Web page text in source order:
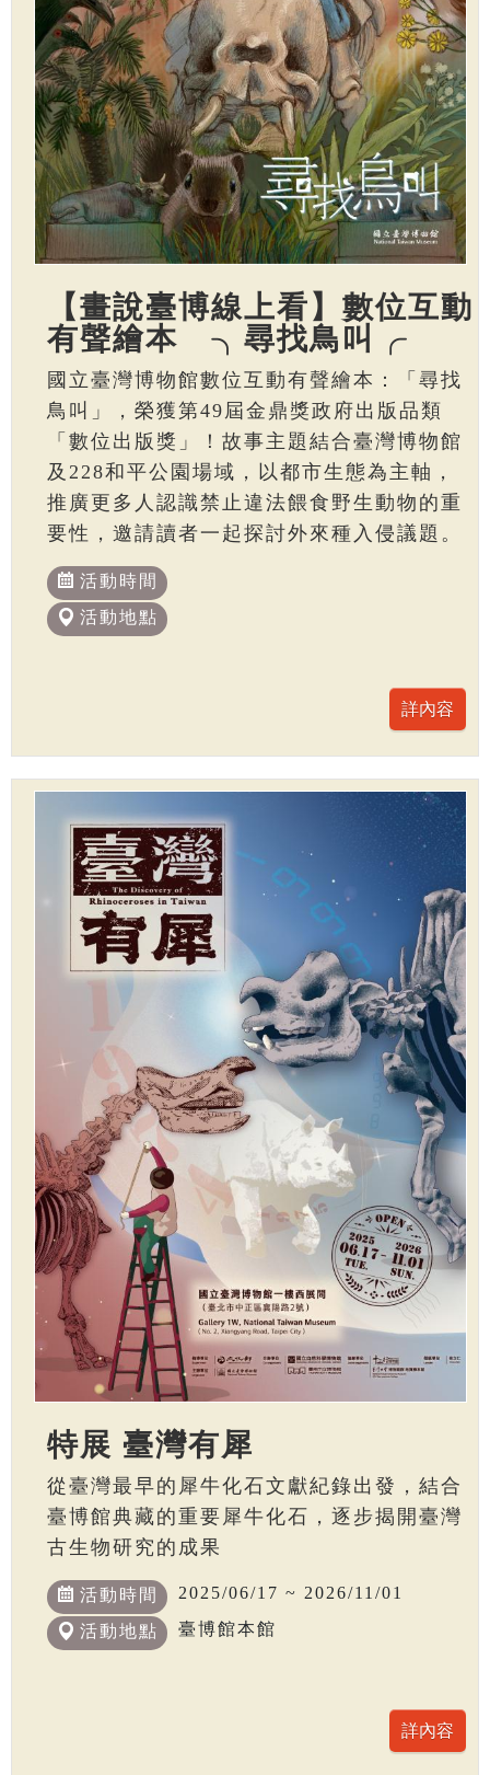
【畫說臺博線上看】數位互動
有聲繪本 ╮尋找鳥叫╭
國立臺灣博物館數位互動有聲繪本：「尋找
鳥叫」，榮獲第49屆金鼎獎政府出版品類
「數位出版獎」！故事主題結合臺灣博物館
及228和平公園場域，以都市生態為主軸，
推廣更多人認識禁止違法餵食野生動物的重
要性，邀請讀者一起探討外來種入侵議題。
活動時間
活動地點
特展 臺灣有犀
從臺灣最早的犀牛化石文獻紀錄出發，結合
臺博館典藏的重要犀牛化石，逐步揭開臺灣
古生物研究的成果
活動時間 2025/06/17 ~ 2026/11/01
活動地點 臺博館本館